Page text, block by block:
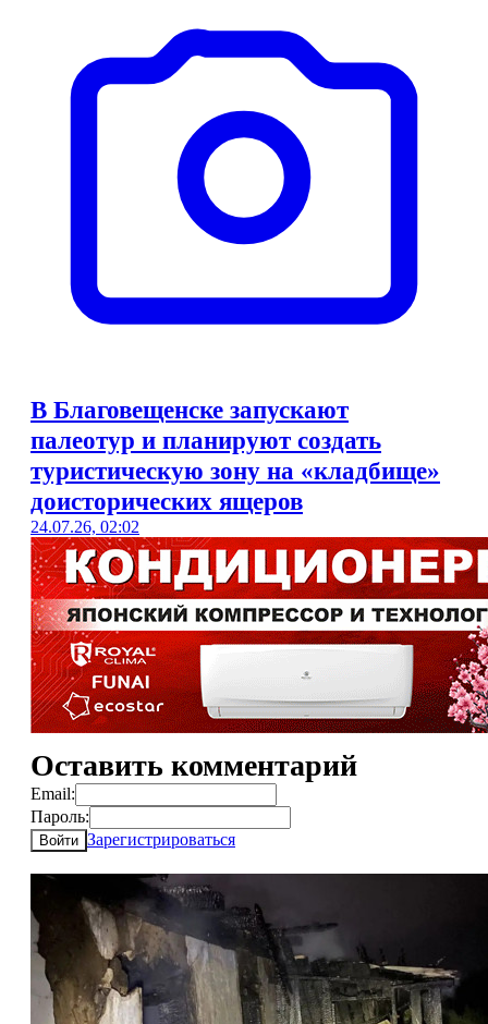
В Благовещенске запускают
палеотур и планируют создать
туристическую зону на «кладбище»
доисторических ящеров
24.07.26, 02:02
Оставить комментарий
Email:
Пароль:
Войти Зарегистрироваться